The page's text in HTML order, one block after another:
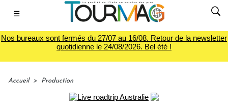
☰
Nos bureaux sont fermés du 27/07 au 16/08. Retour de la newsletter
quotidienne le 24/08/2026. Bel été !
Accueil > Production